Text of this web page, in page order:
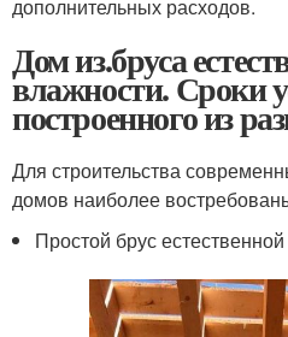
дополнительных расходов.
Дом из.бруса
влажности. Сроки
построенного из
Для строительства
домов наиболее
Простой брус